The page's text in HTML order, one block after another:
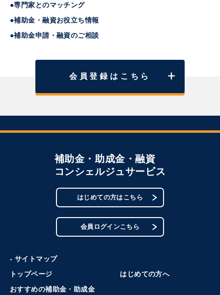
●専門家とのマッチング
●補助金・融資お役立ち情報
●補助金申請・融資のご相談
会員登録はこちら
補助金・助成金・融資
コンシェルジュサービス
はじめての方はこちら
会員ログインこちら
- サイトマップ
トップページ
はじめての方へ
おすすめの補助金・助成金